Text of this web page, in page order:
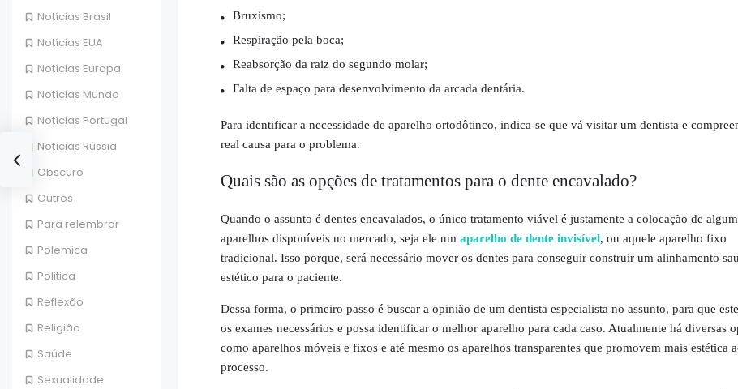
Notícias Brasil
Notícias EUA
Notícias Europa
Notícias Mundo
Notícias Portugal
Notícias Rússia
Obscuro
Outros
Para relembrar
Polemica
Politica
Reflexão
Religião
Saúde
Sexualidade
Bruxismo;
Respiração pela boca;
Reabsorção da raiz do segundo molar;
Falta de espaço para desenvolvimento da arcada dentária.
Para identificar a necessidade de aparelho ortodôtinco, indica-se que vá visitar um dentista e
real causa para o problema.
Quais são as opções de tratamentos para o dente encavalado?
Quando o assunto é dentes encavalados, o único tratamento viável é justamente a colocação de
aparelhos disponíveis no mercado, seja ele um aparelho de dente invisível, ou aquele aparelho fixo
tradicional. Isso porque, será necessário mover os dentes para conseguir construir um alinhamento
estético para o paciente.
Dessa forma, o primeiro passo é buscar a opinião de um dentista especialista no assunto, para que
os exames necessários e possa identificar o melhor aparelho para cada caso. Atualmente há diversas
como aparelhos móveis e fixos e até mesmo os aparelhos transparentes que promovem mais estética
processo.